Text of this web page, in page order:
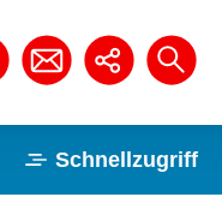
Schnellzugriff